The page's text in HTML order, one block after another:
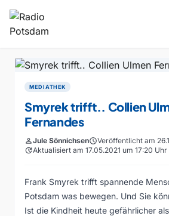
MEDIATHEK
Smyrek trifft.. Collien
Fernandes
personJule SönnichsenscheduleVeröffentlicht am
updateAktualisiert am 17.05.2021 um 17:20 Uhr
Frank Smyrek trifft spannende
Potsdam was bewegen. Und Sie
Ist die Kindheit heute gefährlicher